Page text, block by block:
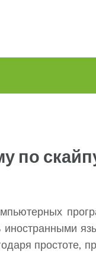
по
простоте,